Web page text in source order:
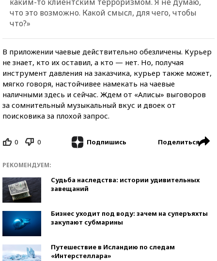
что это возможно. Какой смысл, для чего, чтобы
что?»
В приложении чаевые действительно обезличены. Курьер
не знает, кто их оставил, а кто — нет. Но, получая
инструмент давления на заказчика, курьер также может,
мягко говоря, настойчивее намекать на чаевые
наличными здесь и сейчас. Ждем от «Алисы» выговоров
за сомнительный музыкальный вкус и двоек от
поисковика за плохой запрос.
0 0 Подпишись Поделиться
РЕКОМЕНДУЕМ:
Судьба наследства: истории удивительных
завещаний
Бизнес уходит под воду: зачем на суперъяхты
закупают субмарины
Путешествие в Исландию по следам
«Интерстеллара»